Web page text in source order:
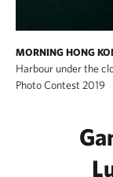
MORNING HONG
Harbour under the
Photo Contest 2019